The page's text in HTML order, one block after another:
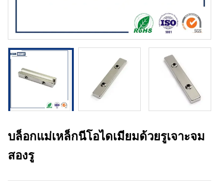
บล็อกแม่เหล็กนีโอไดเมียมด้วยรูเจาะจม
สองรู